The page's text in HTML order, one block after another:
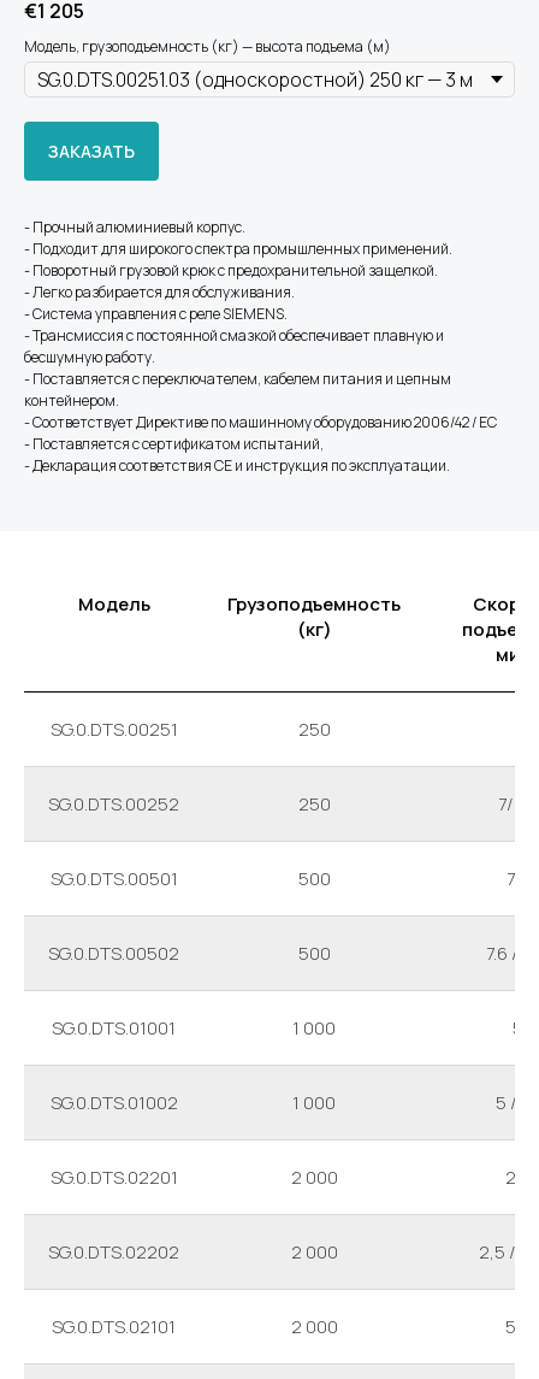
€1 205
Модель, грузоподъемность (кг) — высота подъема (м)
ЗАКАЗАТЬ
- Прочный алюминиевый корпус.
- Подходит для широкого спектра промышленных применений.
- Поворотный грузовой крюк с предохранительной защелкой.
- Легко разбирается для обслуживания.
- Система управления с реле SIEMENS.
- Трансмиссия с постоянной смазкой обеспечивает плавную и
бесшумную работу.
- Поставляется с переключателем, кабелем питания и цепным
контейнером.
- Соответствует Директиве по машинному оборудованию 2006/42 / EC
- Поставляется с сертификатом испытаний,
- Декларация соответствия CE и инструкция по эксплуатации.
Модель
Грузоподъемность
(кг)
мин)
SG.0.DTS.00251 250
SG.0.DTS.00252 250 7/2.3
SG.0.DTS.00501 500 7.6
SG.0.DTS.00502 500 7.6 /
SG.0.DTS.01001 1 000 5
SG.0.DTS.01002 1 000 5 / 1.7
SG.0.DTS.02201 2 000 2.5
SG.0.DTS.02202 2 000 2,5 /
SG.0.DTS.02101 2 000 5.3